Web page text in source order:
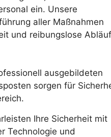
ein. Unsere
aller Maßnahmen
und reibungslose
ausgebildeten
sorgen für
Ihre Sicherheit mit
Technologie und